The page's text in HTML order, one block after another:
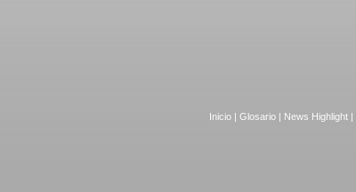
Inicio | Glosario | News Highlight |